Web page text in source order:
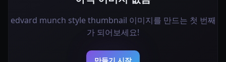
edvard munch style thumbnail 이미지를 만드는 첫 번째
가 되어보세요!